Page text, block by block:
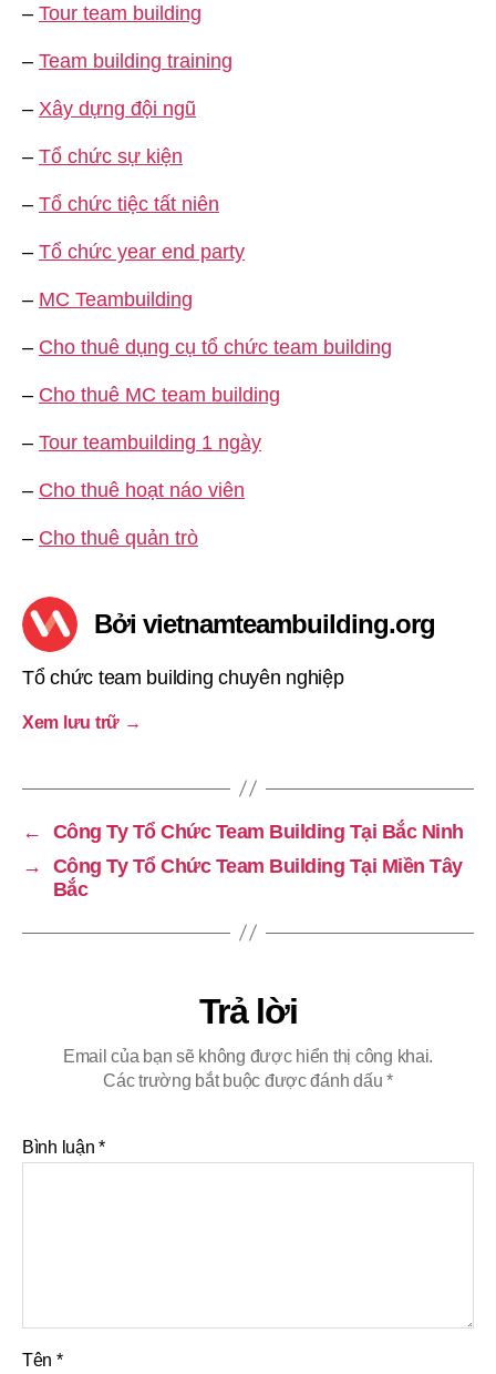
– Tour team building
– Team building training
– Xây dựng đội ngũ
– Tổ chức sự kiện
– Tổ chức tiệc tất niên
– Tổ chức year end party
– MC Teambuilding
– Cho thuê dụng cụ tổ chức team building
– Cho thuê MC team building
– Tour teambuilding 1 ngày
– Cho thuê hoạt náo viên
– Cho thuê quản trò
Bởi vietnamteambuilding.org
Tổ chức team building chuyên nghiệp
Xem lưu trữ →
←
Công Ty Tổ Chức Team Building Tại Bắc Ninh
→
Công Ty Tổ Chức Team Building Tại Miền Tây
Bắc
Trả lời
Email của bạn sẽ không được hiển thị công khai.
Các trường bắt buộc được đánh dấu*
Bình luận*
Tên *